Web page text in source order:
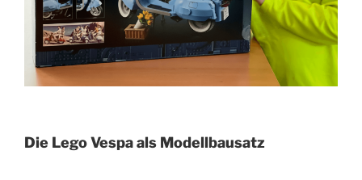
Die Lego Vespa als Modellbausatz